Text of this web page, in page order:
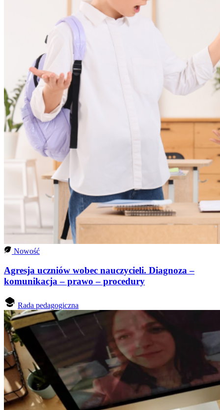
Nowość
Agresja uczniów wobec nauczycieli. Diagnoza –
komunikacja – prawo – procedury
Rada pedagogiczna